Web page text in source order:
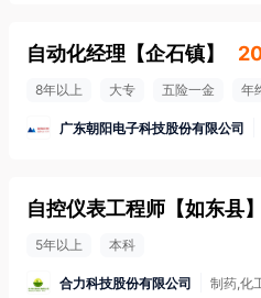
自动化经理 【企石镇】
8年以上 大专 五险一金 年
广东朝阳电子科技股份有限公司
自控仪表工程师 【如东县】
5年以上 本科
合力科技股份有限公司 制药,化